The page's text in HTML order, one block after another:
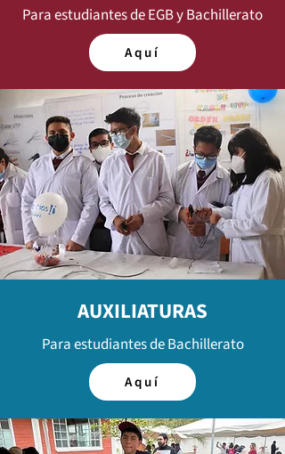
Para estudiantes de EGB y Bachillerato
Aquí
AUXILIATURAS
Para estudiantes de Bachillerato
Aquí